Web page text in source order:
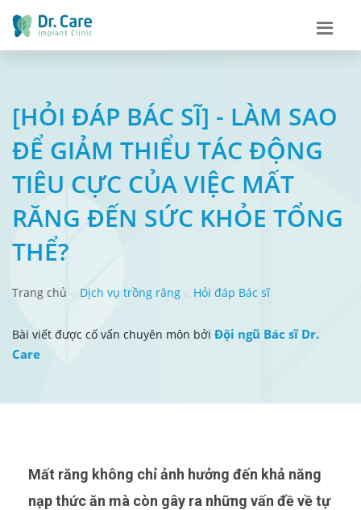
[HỎI ĐÁP BÁC SĨ] - LÀM SAO
ĐỂ GIẢM THIỂU TÁC ĐỘNG
TIÊU CỰC CỦA VIỆC MẤT
RĂNG ĐẾN SỨC KHỎE TỔNG
THỂ?
Trang chủ Dịch vụ trồng răng Hỏi đáp Bác sĩ
Bài viết được cố vấn chuyên môn bởi Đội ngũ Bác sĩ Dr.
Care
Mất răng không chỉ ảnh hưởng đến khả năng
nạp thức ăn mà còn gây ra những vấn đề về tự